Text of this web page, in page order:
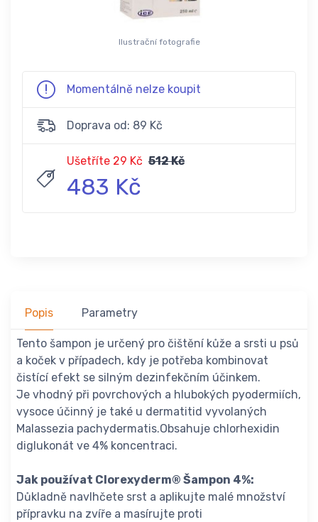
Ilustrační fotografie
Momentálně nelze koupit
Doprava od: 89 Kč
Ušetříte 29 Kč 512 Kč
483 Kč
Popis Parametry
Tento šampon je určený pro čištění kůže a srsti u psů
a koček v případech, kdy je potřeba kombinovat
čistící efekt se silným dezinfekčním účinkem.
Je vhodný při povrchových a hlubokých pyodermiích,
vysoce účinný je také u dermatitid vyvolaných
Malassezia pachydermatis.Obsahuje chlorhexidin
diglukonát ve 4% koncentraci.
Jak používat Clorexyderm® Šampon 4%:
Důkladně navlhčete srst a aplikujte malé množství
přípravku na zvíře a masírujte proti